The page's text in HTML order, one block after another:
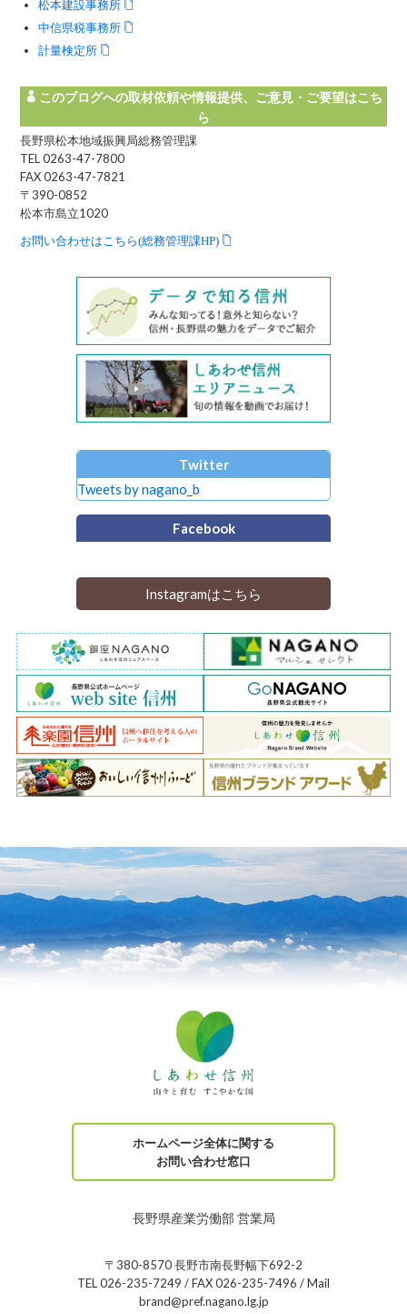
松本建設事務所
中信県税事務所
計量検定所
このブログへの取材依頼や情報提供、ご意見・ご要望はこち
ら
長野県松本地域振興局総務管理課
TEL 0263-47-7800
FAX 0263-47-7821
〒390-0852
松本市島立1020
お問い合わせはこちら(総務管理課HP)
Twitter
Tweets by nagano_b
Facebook
Instagramはこちら
ホームページ全体に関する
お問い合わせ窓口
長野県産業労働部 営業局
〒380-8570 長野市南長野幅下692-2
TEL 026-235-7249 / FAX 026-235-7496 / Mail
brand@pref.nagano.lg.jp